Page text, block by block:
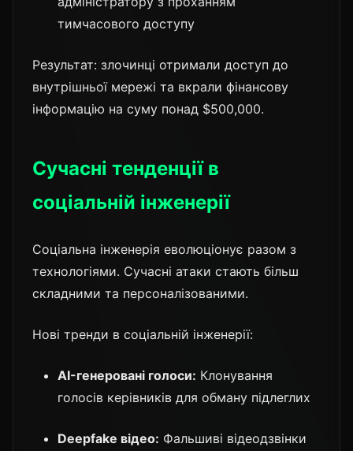
тимчасового доступу
Результат: злочинці отримали доступ до
внутрішньої мережі та вкрали фінансову
інформацію на суму понад $500,000.
Сучасні тенденції в
соціальній інженерії
Соціальна інженерія еволюціонує разом з
технологіями. Сучасні атаки стають більш
складними та персоналізованими.
Нові тренди в соціальній інженерії:
AI-генеровані голоси: Клонування
голосів керівників для обману підлеглих
Deepfake відео: Фальшиві відеодзвінки